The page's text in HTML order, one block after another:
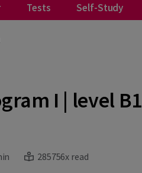
Tests Self-Study
I | level B1
285756x read